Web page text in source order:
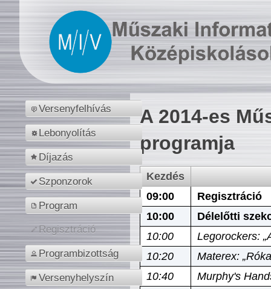
Versenyfelhívás
Lebonyolítás
Díjazás
Szponzorok
Program
Regisztráció
Programbizottság
Versenyhelyszín
A 2014-es
programja
Kezdés
09:00
Regisztráció
10:00
Délelőtti
10:00
Legorockers:
10:20
Materex:
10:40
Murphy's